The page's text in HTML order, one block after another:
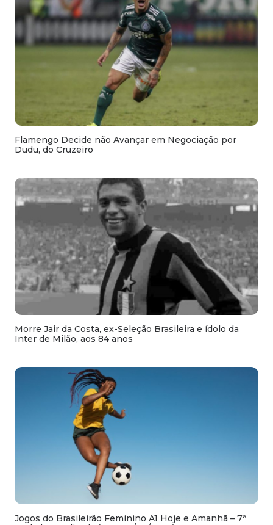
Flamengo Decide não Avançar em Negociação por
Dudu, do Cruzeiro
Morre Jair da Costa, ex-Seleção Brasileira e ídolo da
Inter de Milão, aos 84 anos
Jogos do Brasileirão Feminino A1 Hoje e Amanhã – 7ª